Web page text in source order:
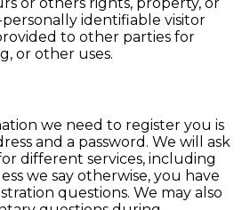
identifiable visitor
to other parties for
or other uses.
we need to register you is
and a password. We will ask
different services, including
we say otherwise, you have
questions. We may also